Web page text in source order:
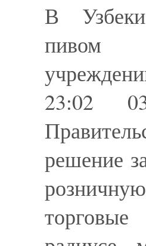
В
пивом
23:02
решение